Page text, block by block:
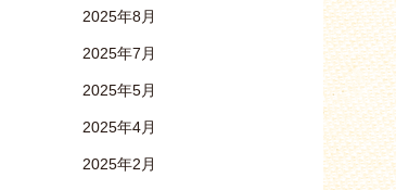
2025年8月
2025年7月
2025年5月
2025年4月
2025年2月